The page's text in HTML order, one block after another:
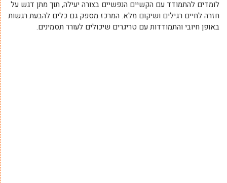
לומדים להתמודד עם הקשיים הנפשיים בצורה יעילה, תוך מתן דגש על
חזרה לחיים רגילים ושיקום מלא. המרכז מספק גם כלים להבעת רגשות
באופן חיובי והתמודדות עם טריגרים שיכולים לעורר תסמינים.